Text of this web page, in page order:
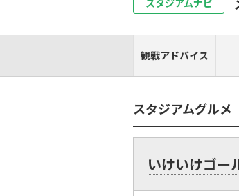
スタジアムナビ
観戦アドバイス
スタジアムグルメ
いけいけゴー